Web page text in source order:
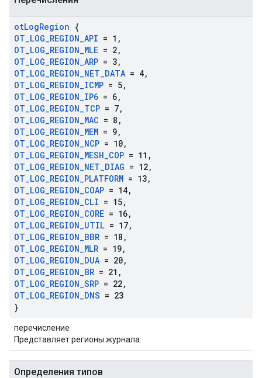
otLogRegion {
OT_LOG_REGION_API = 1 ,
OT_LOG_REGION_MLE = 2,
OT_LOG_REGION_ARP = 3,
OT_LOG_REGION_NET_DATA = 4,
OT_LOG_REGION_ICMP = 5,
OT_LOG_REGION_IP6 = 6,
OT_LOG_REGION_TCP = 7,
OT_LOG_REGION_MAC = 8 ,
OT_LOG_REGION_MEM = 9,
OT_LOG_REGION_NCP = 10,
OT_LOG_REGION_MESH_COP = 11 ,
OT_LOG_REGION_NET_DIAG = 12,
OT_LOG_REGION_PLATFORM = 13,
OT_LOG_REGION_COAP = 14,
OT_LOG_REGION_CLI = 15,
OT_LOG_REGION_CORE = 16,
OT_LOG_REGION_UTIL = 17,
OT_LOG_REGION_BBR = 18 ,
OT_LOG_REGION_MLR = 19,
OT_LOG_REGION_DUA = 20,
OT_LOG_REGION_BR = 21 ,
OT_LOG_REGION_SRP = 22,
OT_LOG_REGION_DNS = 23
}
перечисление
Представляет регионы журнала.
Определения типов